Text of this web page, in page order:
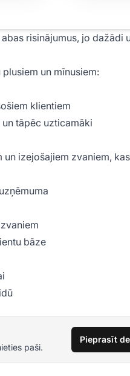
risinājumus, jo dažādi
un mīnusiem:
klientiem
tāpēc uzticamāki
izejošajiem zvaniem,
bāze
paši.
Pieprasīt